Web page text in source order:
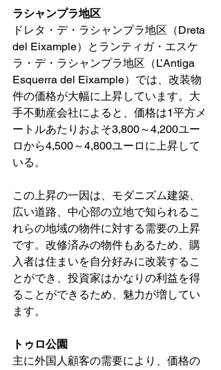
ラシャンプラ地区
ドレタ・デ・ラシャンプラ地区（Dreta
del Eixample）とランティガ・エスケ
ラ・デ・ラシャンプラ地区（L’Antiga
Esquerra del Eixample）では、改装物
件の価格が大幅に上昇しています。大
手不動産会社によると、価格は1平方メ
ートルあたりおよそ3,800～4,200ユー
ロから4,500～4,800ユーロに上昇して
いる。
この上昇の一因は、モダニズム建築、
広い道路、中心部の立地で知られるこ
れらの地域の物件に対する需要の上昇
です。改修済みの物件もあるため、購
入者は住まいを自分好みに改装するこ
とができ、投資家はかなりの利益を得
ることができるため、魅力が増してい
ます。
トゥロ公園
主に外国人顧客の需要により、価格の